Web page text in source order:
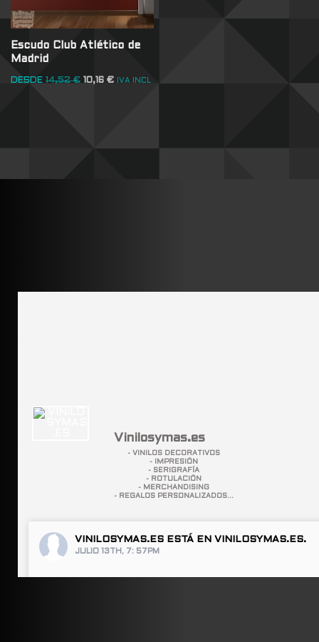
Escudo Club Atlético de
Madrid
DESDE 14,52€ 10,16 € IVA INCL
Vinilosymas.es
- VINILOS DECORATIVOS
- IMPRESIÓN
- SERIGRAFÍA
- ROTULACIÓN
- MERCHANDISING
- REGALOS PERSONALIZADOS...
VINILOSYMAS.ES ESTÁ EN VINILOSYMAS.ES.
JULIO 13TH, 7: 57PM